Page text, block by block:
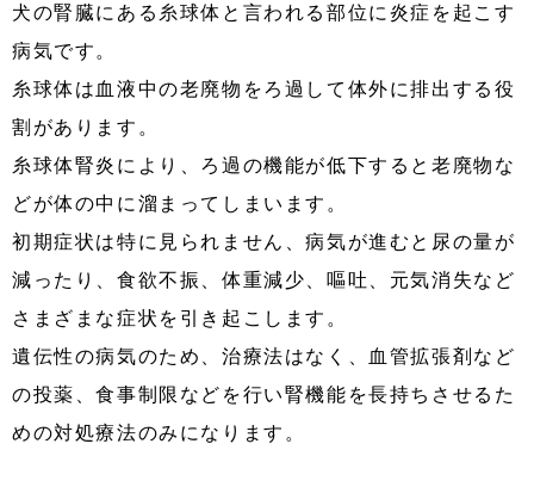
犬の腎臓にある糸球体と言われる部位に炎症を起こす
病気です。
糸球体は血液中の老廃物をろ過して体外に排出する役
割があります。
糸球体腎炎により、ろ過の機能が低下すると老廃物な
どが体の中に溜まってしまいます。
初期症状は特に見られません、病気が進むと尿の量が
減ったり、食欲不振、体重減少、嘔吐、元気消失など
さまざまな症状を引き起こします。
遺伝性の病気のため、治療法はなく、血管拡張剤など
の投薬、食事制限などを行い腎機能を長持ちさせるた
めの対処療法のみになります。